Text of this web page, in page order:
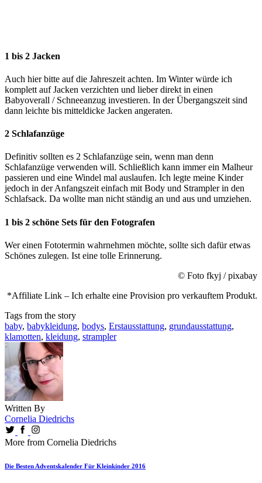
1 bis 2 Jacken
Auch hier bitte auf die Jahreszeit achten. Im Winter würde ich
komplett auf Jacken verzichten und lieber direkt in einen
Babyoverall / Schneeanzug investieren. In der Übergangszeit sind
dann leichte bis mitteldicke Jacken angeraten.
2 Schlafanzüge
Definitiv sollten es 2 Schlafanzüge sein, wenn man denn
Schlafanzüge verwenden will. Schließlich kann immer ein Malheur
passieren und eine Windel mal auslaufen. Ich legte meine Kinder
jedoch in der Anfangszeit einfach mit Body und Strampler in den
Schlafsack. Da wollte man nicht ständig an und aus und umziehen.
1 bis 2 schöne Sets für den Fotografen
Wer einen Fototermin wahrnehmen möchte, sollte sich dafür etwas
Schönes zulegen. Ist eine tolle Erinnerung.
© Foto fkyj / pixabay
*Affiliate Link – Ich erhalte eine Provision pro verkauftem Produkt.
Tags from the story
baby, babykleidung, bodys, Erstausstattung, grundausstattung,
klamotten, kleidung, strampler
Written By
Cornelia Diedrichs
More from Cornelia Diedrichs
Die Besten Adventskalender Für Kleinkinder 2016